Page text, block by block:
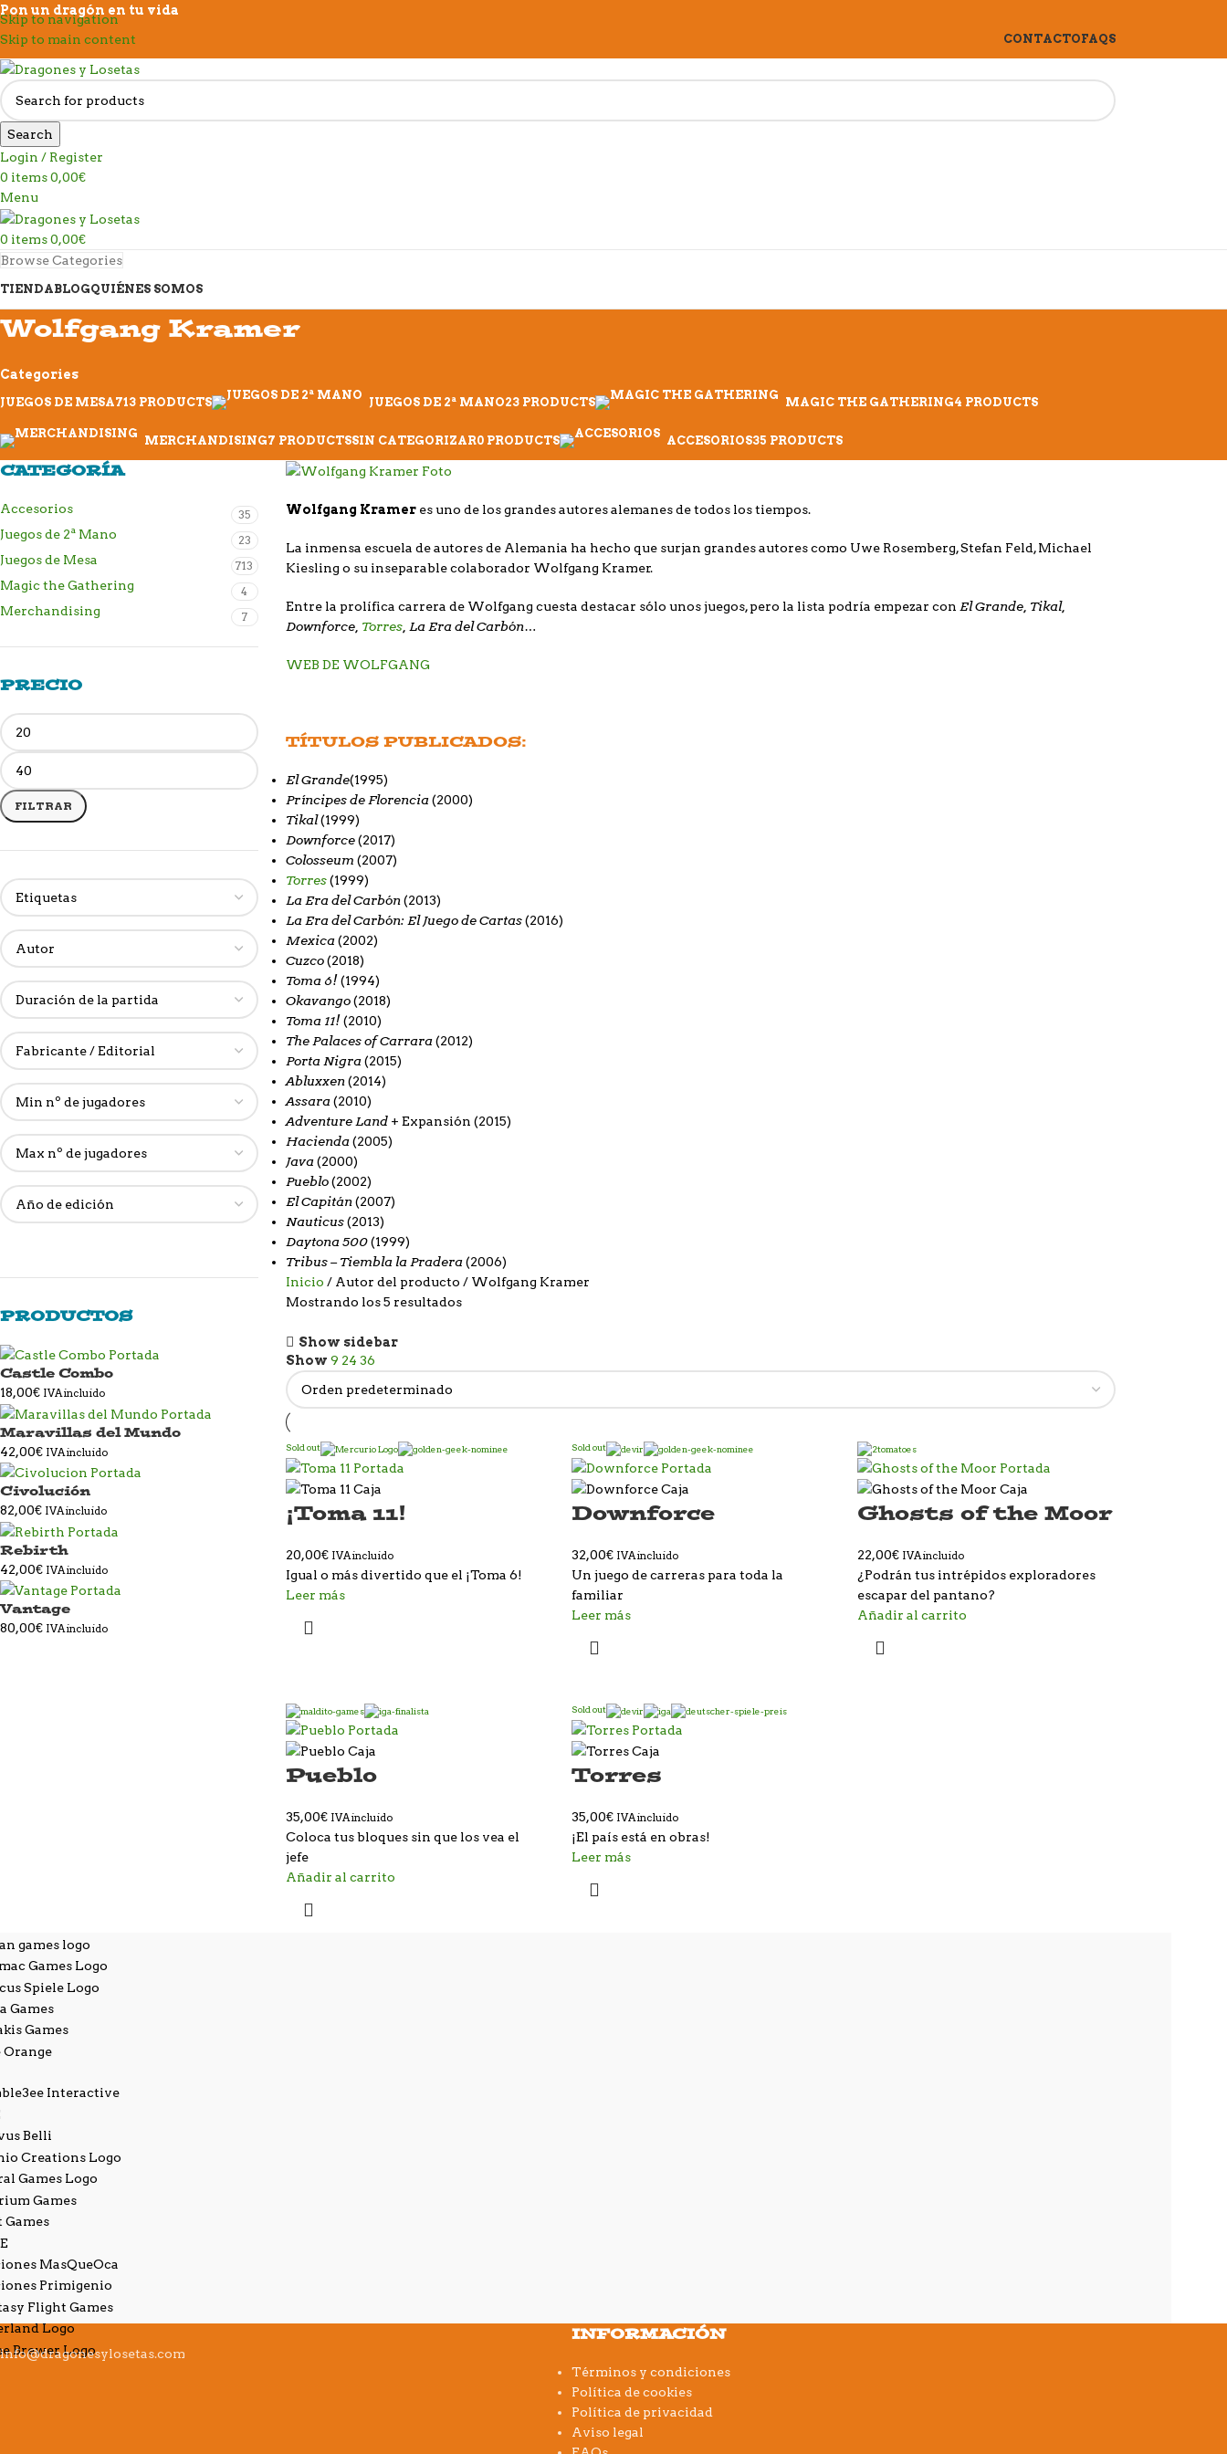
Skip to navigation
Skip to main content
Pon un dragón en tu vida
CONTACTOFAQS
Search
Login / Register
0 items0,00€
Menu
0 items0,00€
Browse Categories
TIENDABLOGQUIÉNES SOMOS
Wolfgang Kramer
Categories
JUEGOS DE MESA713 PRODUCTS JUEGOS DE 2ª MANO23 PRODUCTS MAGIC THE GATHERING4 PRODUCTS
MERCHANDISING7 PRODUCTSSIN CATEGORIZAR0 PRODUCTS ACCESORIOS35 PRODUCTS
CATEGORÍA
Accesorios 35
Juegos de 2ª Mano 23
Juegos de Mesa 713
Magic the Gathering 4
Merchandising 7
PRECIO
FILTRAR
PRODUCTOS
Castle Combo
18,00€ IVA incluido
Maravillas del Mundo
42,00€ IVA incluido
Civolución
82,00€ IVA incluido
Rebirth
42,00€ IVA incluido
Vantage
80,00€ IVA incluido
Wolfgang Kramer es uno de los grandes autores alemanes de todos los tiempos.
La inmensa escuela de autores de Alemania ha hecho que surjan grandes autores como Uwe Rosemberg, Stefan Feld, Michael
Kiesling o su inseparable colaborador Wolfgang Kramer.
Entre la prolífica carrera de Wolfgang cuesta destacar sólo unos juegos, pero la lista podría empezar con El Grande, Tikal,
Downforce, Torres, La Era del Carbón…
WEB DE WOLFGANG
TÍTULOS PUBLICADOS:
El Grande(1995)
Príncipes de Florencia(2000)
Tikal(1999)
Downforce(2017)
Colosseum (2007)
Torres(1999)
La Era del Carbón(2013)
La Era del Carbón: El Juego de Cartas(2016)
Mexica(2002)
Cuzco(2018)
Toma 6! (1994)
Okavango(2018)
Toma 11! (2010)
The Palaces of Carrara(2012)
Porta Nigra(2015)
Abluxxen(2014)
Assara(2010)
Adventure Land+ Expansión (2015)
Hacienda(2005)
Java(2000)
Pueblo(2002)
El Capitán(2007)
Nauticus(2013)
Daytona 500(1999)
Tribus – Tiembla la Pradera(2006)
Inicio
Autor del producto
Wolfgang Kramer
Mostrando los 5 resultados
Show sidebar
Show 9 24 36
Sold out
¡Toma 11!
20,00€ IVA incluido
Igual o más divertido que el ¡Toma 6!
Leer más
Sold out
Downforce
32,00€ IVA incluido
Un juego de carreras para toda la
familiar
Leer más
Ghosts of the Moor
22,00€ IVA incluido
¿Podrán tus intrépidos exploradores
escapar del pantano?
Añadir al carrito
Pueblo
35,00€ IVA incluido
Coloca tus bloques sin que los vea el
jefe
Añadir al carrito
Sold out
Torres
35,00€ IVA incluido
¡El país está en obras!
Leer más
info@dragonesylosetas.com
INFORMACIÓN
Términos y condiciones
Política de cookies
Política de privacidad
Aviso legal